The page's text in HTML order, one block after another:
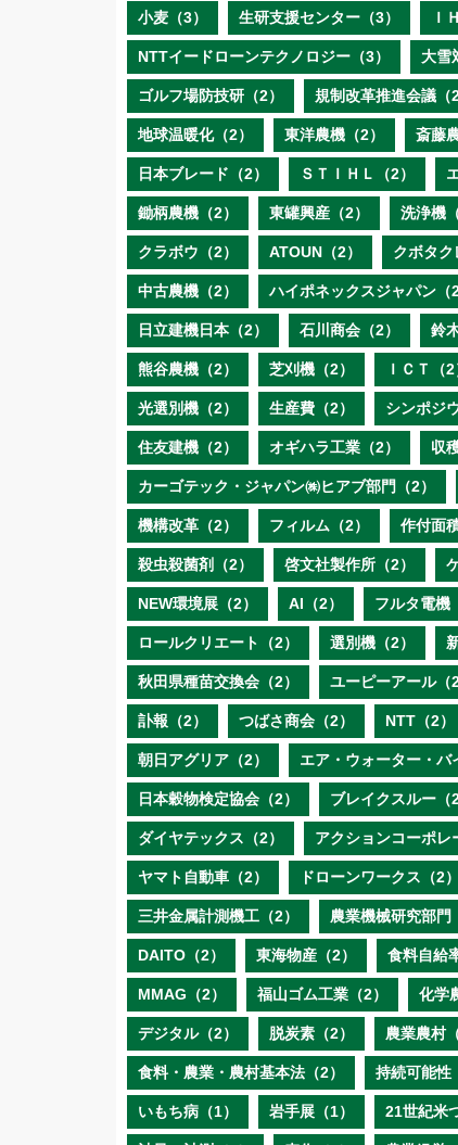
小麦（3） 生研支援センター（3） Ｉ
NTTイードローンテクノロジー（3） 大雪
ゴルフ場防技研（2） 規制改革推進会議（2
地球温暖化（2） 東洋農機（2） 斎藤
日本ブレード（2） ＳＴＩＨＬ（2）
鋤柄農機（2） 東罐興産（2） 洗浄機
クラボウ（2） ATOUN（2） クボタク
中古農機（2） ハイポネックスジャパン（2
日立建機日本（2） 石川商会（2） 鈴
熊谷農機（2） 芝刈機（2） ＩＣＴ（2
光選別機（2） 生産費（2） シンポジ
住友建機（2） オギハラ工業（2） 収
カーゴテック・ジャパン㈱ヒアブ部門（2）
機構改革（2） フィルム（2） 作付面
殺虫殺菌剤（2） 啓文社製作所（2）
NEW環境展（2） AI（2） フルタ電機
ロールクリエート（2） 選別機（2）
秋田県種苗交換会（2） ユーピーアール（2
訃報（2） つばさ商会（2） NTT（2）
朝日アグリア（2） エア・ウォーター・バ
日本穀物検定協会（2） ブレイクスルー（2
ダイヤテックス（2） アクションコーポレ
ヤマト自動車（2） ドローンワークス（2）
三井金属計測機工（2） 農業機械研究部門
DAITO（2） 東海物産（2） 食料自給
MMAG（2） 福山ゴム工業（2） 化学
デジタル（2） 脱炭素（2） 農業農村（
食料・農業・農村基本法（2） 持続可能性
いもち病（1） 岩手展（1） 21世紀米